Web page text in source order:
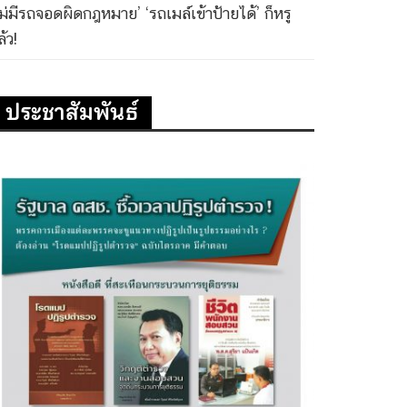
ม่มีรถจอดผิดกฎหมาย’ ‘รถเมล์เข้าป้ายได้’ ก็หรู
ว!
ประชาสัมพันธ์